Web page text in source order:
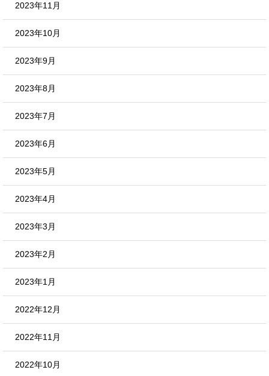
2023年11月
2023年10月
2023年9月
2023年8月
2023年7月
2023年6月
2023年5月
2023年4月
2023年3月
2023年2月
2023年1月
2022年12月
2022年11月
2022年10月